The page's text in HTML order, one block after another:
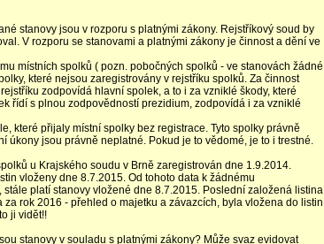
stanovy jsou v rozporu s platnými zákony. Rejstříkový soud by
V rozporu se stanovami a platnými zákony je činnost a dění ve
místních spolků ( pozn. pobočných spolků - ve stanovách žádné
které nejsou zaregistrovány v rejstříku spolků. Za činnost
zodpovídá hlavní spolek, a to i za vzniklé škody, které
řídí s plnou zodpovědností prezidium, zodpovídá i za vzniklé
které přijaly místní spolky bez registrace. Tyto spolky právně
úkony jsou právně neplatné. Pokud je to vědomé, je to i trestné.
u Krajského soudu v Brně zaregistrován dne 1.9.2014.
vloženy dne 8.7.2015. Od tohoto data k žádnému
platí stanovy vložené dne 8.7.2015. Poslední založená listina
rok 2016 - přehled o majetku a závazcích, byla vložena do listin
ji vidět!!
stanovy v souladu s platnými zákony? Může svaz evidovat